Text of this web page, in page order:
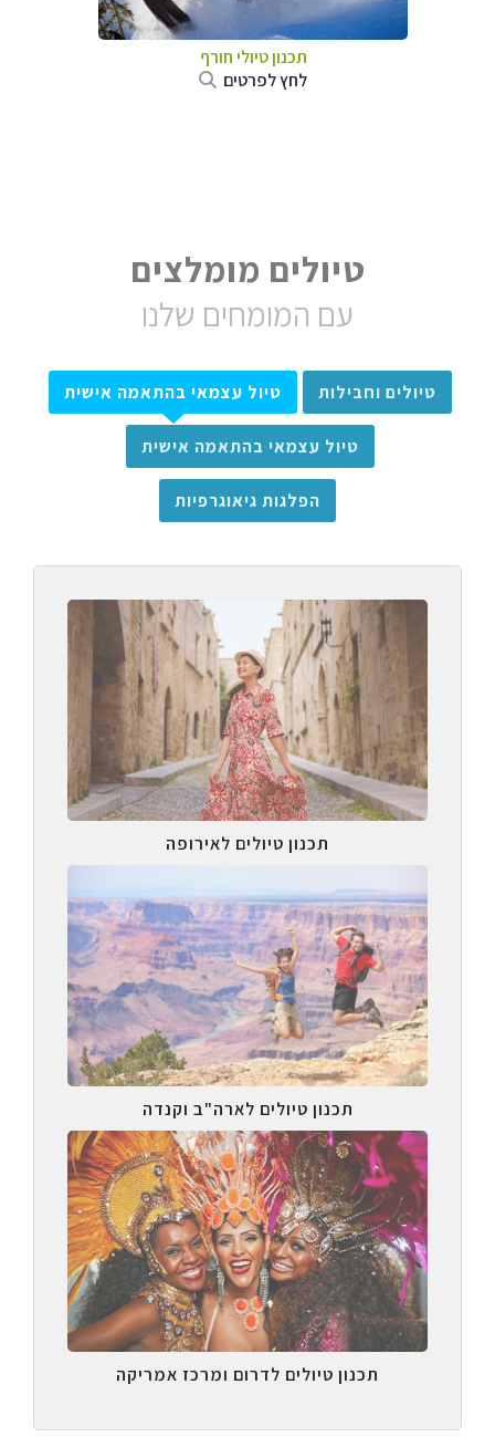
תכנון טיולי חורף
לחץ לפרטים
טיולים מומלצים
עם המומחים שלנו
טיולים וחבילות טיול עצמאי בהתאמה אישית
טיול עצמאי בהתאמה אישית
הפלגות גיאוגרפיות
תכנון טיולים לאירופה
תכנון טיולים לארה"ב וקנדה
תכנון טיולים לדרום ומרכז אמריקה